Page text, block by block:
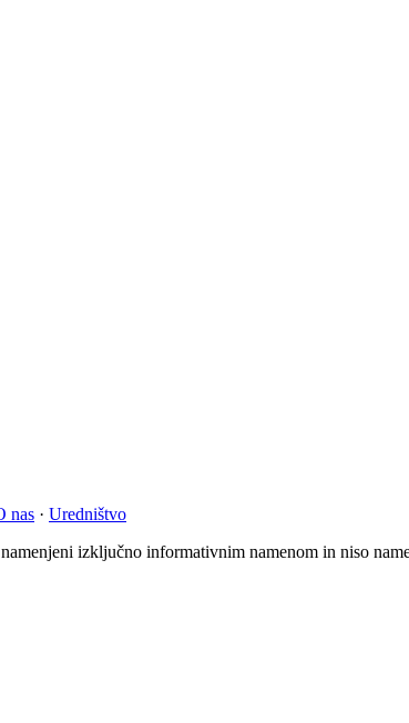
nas · Uredništvo
izključno informativnim namenom in niso